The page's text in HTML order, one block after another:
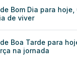
Bom Dia para
de viver
Boa Tarde para
na jornada